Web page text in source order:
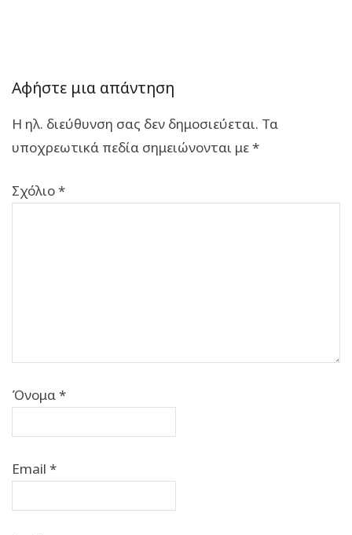
Αφήστε μια απάντηση
Η ηλ. διεύθυνση σας δεν δημοσιεύεται. Τα
υποχρεωτικά πεδία σημειώνονται με*
Σχόλιο*
Όνομα*
Email *